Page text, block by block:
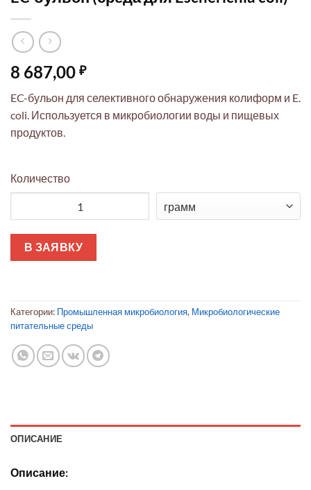
8 687,00 ₽
EC-бульон для селективного обнаружения колиформ и E.
coli. Используется в микробиологии воды и пищевых
продуктов.
Количество
В ЗАЯВКУ
Категории: Промышленная микробиология, Микробиологические
питательные среды
ОПИСАНИЕ
Описание: